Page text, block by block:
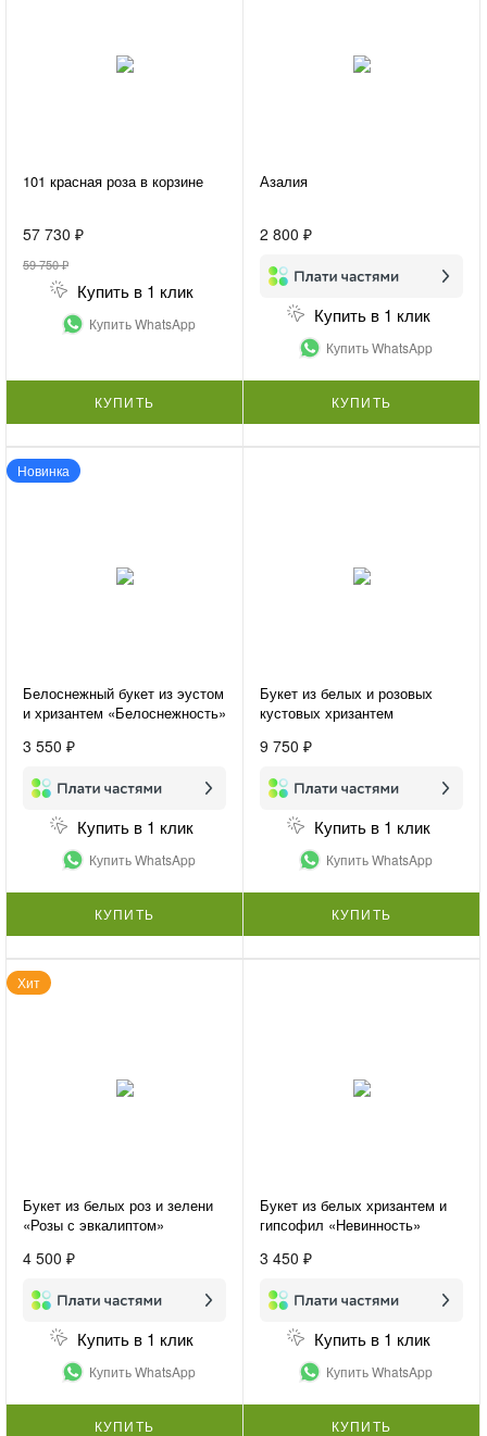
101 красная роза в корзине
57 730 ₽
59 750 ₽
Купить в 1 клик
Купить WhatsApp
КУПИТЬ
Азалия
2 800 ₽
Купить в 1 клик
Купить WhatsApp
КУПИТЬ
Новинка
Белоснежный букет из эустом
и хризантем «Белоснежность»
3 550 ₽
Купить в 1 клик
Купить WhatsApp
КУПИТЬ
Букет из белых и розовых
кустовых хризантем
9 750 ₽
Купить в 1 клик
Купить WhatsApp
КУПИТЬ
Хит
Букет из белых роз и зелени
«Розы с эвкалиптом»
4 500 ₽
Купить в 1 клик
Купить WhatsApp
КУПИТЬ
Букет из белых хризантем и
гипсофил «Невинность»
3 450 ₽
Купить в 1 клик
Купить WhatsApp
КУПИТЬ